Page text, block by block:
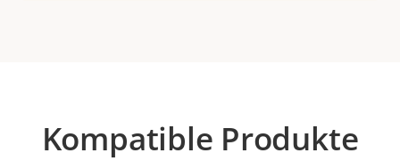
Kompatible Produkte